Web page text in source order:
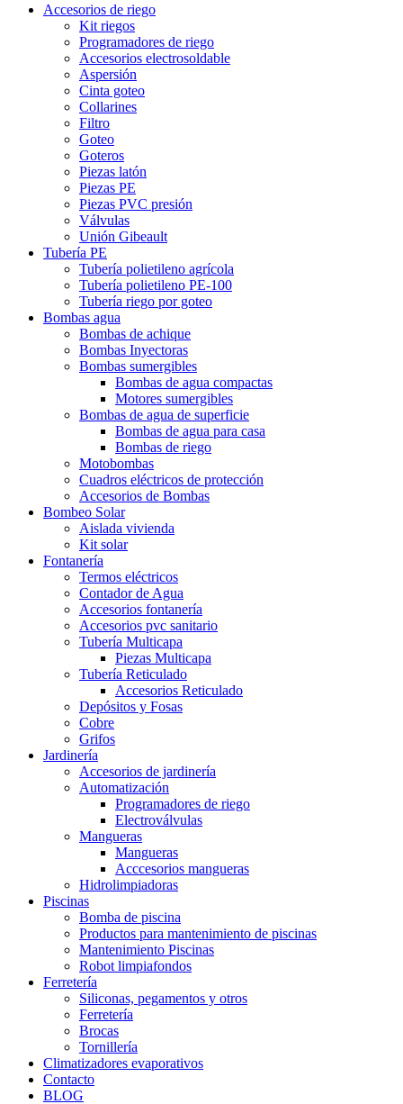
Accesorios de riego
Kit riegos
Programadores de riego
Accesorios electrosoldable
Aspersión
Cinta goteo
Collarines
Filtro
Goteo
Goteros
Piezas latón
Piezas PE
Piezas PVC presión
Válvulas
Unión Gibeault
Tubería PE
Tubería polietileno agrícola
Tubería polietileno PE-100
Tubería riego por goteo
Bombas agua
Bombas de achique
Bombas Inyectoras
Bombas sumergibles
Bombas de agua compactas
Motores sumergibles
Bombas de agua de superficie
Bombas de agua para casa
Bombas de riego
Motobombas
Cuadros eléctricos de protección
Accesorios de Bombas
Bombeo Solar
Aislada vivienda
Kit solar
Fontanería
Termos eléctricos
Contador de Agua
Accesorios fontanería
Accesorios pvc sanitario
Tubería Multicapa
Piezas Multicapa
Tubería Reticulado
Accesorios Reticulado
Depósitos y Fosas
Cobre
Grifos
Jardinería
Accesorios de jardinería
Automatización
Programadores de riego
Electroválvulas
Mangueras
Mangueras
Acccesorios mangueras
Hidrolimpiadoras
Piscinas
Bomba de piscina
Productos para mantenimiento de piscinas
Mantenimiento Piscinas
Robot limpiafondos
Ferretería
Siliconas, pegamentos y otros
Ferretería
Brocas
Tornillería
Climatizadores evaporativos
Contacto
BLOG